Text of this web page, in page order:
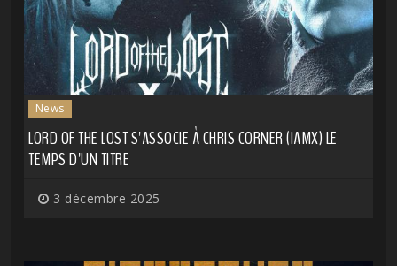
News
LORD OF THE LOST S'ASSOCIE À CHRIS CORNER (IAMX) LE
TEMPS D'UN TITRE
3 décembre 2025